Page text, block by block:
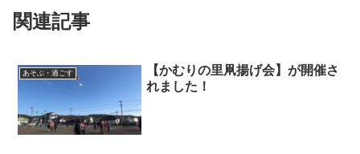
関連記事
あそぶ・過ごす
【かむりの里凧揚げ会】が開催さ
れました！